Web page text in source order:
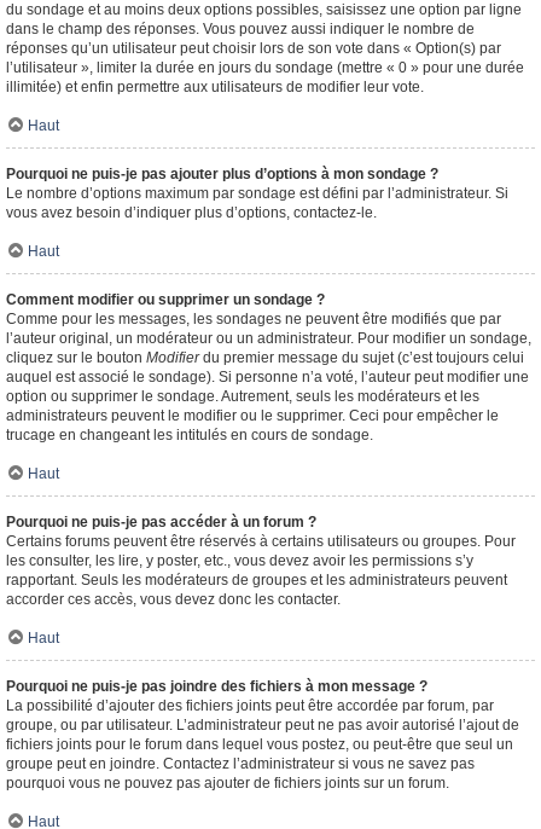
du sondage et au moins deux options possibles, saisissez une option par ligne
dans le champ des réponses. Vous pouvez aussi indiquer le nombre de
réponses qu’un utilisateur peut choisir lors de son vote dans « Option(s) par
l’utilisateur », limiter la durée en jours du sondage (mettre « 0 » pour une durée
illimitée) et enfin permettre aux utilisateurs de modifier leur vote.
Haut
Pourquoi ne puis-je pas ajouter plus d’options à mon sondage ?
Le nombre d’options maximum par sondage est défini par l’administrateur. Si
vous avez besoin d’indiquer plus d’options, contactez-le.
Haut
Comment modifier ou supprimer un sondage ?
Comme pour les messages, les sondages ne peuvent être modifiés que par
l’auteur original, un modérateur ou un administrateur. Pour modifier un sondage,
cliquez sur le bouton Modifierdu premier message du sujet (c’est toujours celui
auquel est associé le sondage). Si personne n’a voté, l’auteur peut modifier une
option ou supprimer le sondage. Autrement, seuls les modérateurs et les
administrateurs peuvent le modifier ou le supprimer. Ceci pour empêcher le
trucage en changeant les intitulés en cours de sondage.
Haut
Pourquoi ne puis-je pas accéder à un forum ?
Certains forums peuvent être réservés à certains utilisateurs ou groupes. Pour
les consulter, les lire, y poster, etc., vous devez avoir les permissions s’y
rapportant. Seuls les modérateurs de groupes et les administrateurs peuvent
accorder ces accès, vous devez donc les contacter.
Haut
Pourquoi ne puis-je pas joindre des fichiers à mon message ?
La possibilité d’ajouter des fichiers joints peut être accordée par forum, par
groupe, ou par utilisateur. L’administrateur peut ne pas avoir autorisé l’ajout de
fichiers joints pour le forum dans lequel vous postez, ou peut-être que seul un
groupe peut en joindre. Contactez l’administrateur si vous ne savez pas
pourquoi vous ne pouvez pas ajouter de fichiers joints sur un forum.
Haut